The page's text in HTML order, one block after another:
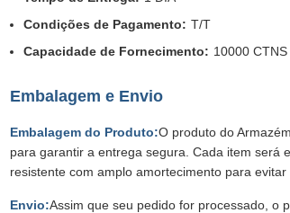
Condições de Pagamento: T/T
Capacidade de Fornecimento: 10000
Embalagem e Envio
Embalagem do Produto:O produto do
para garantir a entrega segura. Cada item será
resistente com amplo amortecimento para
Envio:Assim que seu pedido for processado, o